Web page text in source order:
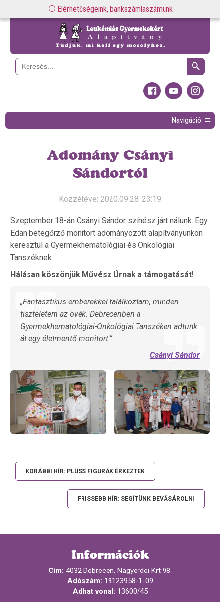
Elérhetőségeink, bankszámlaszámunk
Search
for:
Search Button
Navigáció
Adomány Csányi
Sándortól
Közzétéve: 2020.09.28. 23:19
Szeptember 18-án Csányi Sándor színész járt nálunk. Egy
Edan betegőrző monitort adományozott alapítványunkon
keresztül a Gyermekhematológiai és Onkológiai
Tanszéknek.
Hálásan köszönjük Művész Úrnak a támogatását!
„Fantasztikus emberekkel találkoztam, minden
tiszteletem az övék. Debrecenben a
Gyermekhematológiai-Onkológiai Tanszéken adtunk
át egy életmentő monitort.”
Csányi Sándor
KORÁBBI HÍR: PLÜSS FIGURÁK ÉRKEZTEK
FRISSEBB HÍR: SEGÍTÜNK BEVÁSÁROLNI
Információk
Cím: 4032 Debrecen, Nagyerdei Krt 98.
Adószám: 19123958-1-09
Adhat vonal: 13600/45